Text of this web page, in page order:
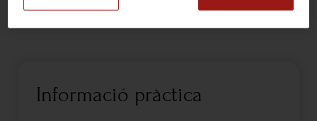
Reserva entrades aquí.
Informació pràctica